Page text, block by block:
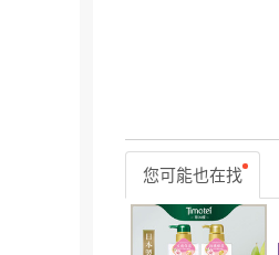
您可能也在找